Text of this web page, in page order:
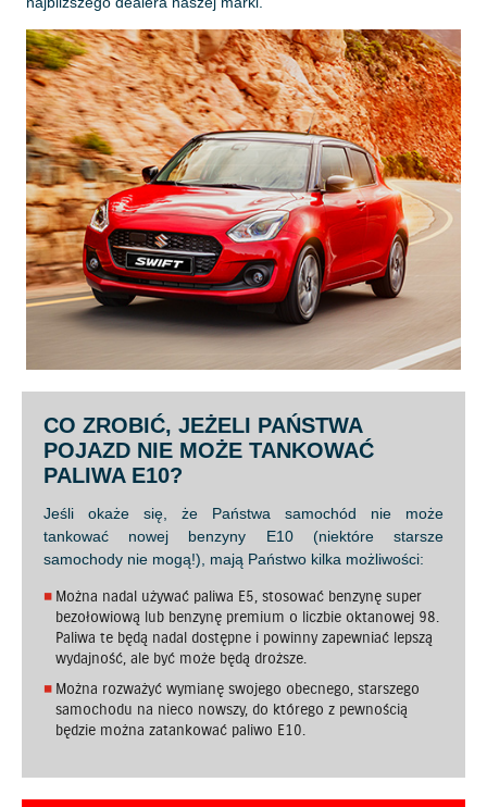
CO ZROBIĆ, JEŻELI PAŃSTWA
POJAZD NIE MOŻE TANKOWAĆ
PALIWA E10?
Jeśli okaże się, że Państwa samochód nie może
tankować nowej benzyny E10 (niektóre starsze
samochody nie mogą!), mają Państwo kilka możliwości:
Można nadal używać paliwa E5, stosować benzynę super
bezołowiową lub benzynę premium o liczbie oktanowej 98.
Paliwa te będą nadal dostępne i powinny zapewniać lepszą
wydajność, ale być może będą droższe.
Można rozważyć wymianę swojego obecnego, starszego
samochodu na nieco nowszy, do którego z pewnością
będzie można zatankować paliwo E10.